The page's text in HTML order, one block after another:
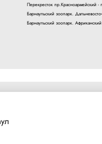
Перекресток пр.Красноармейский -
Барнаульский зоопарк.
Барнаульский зоопарк.